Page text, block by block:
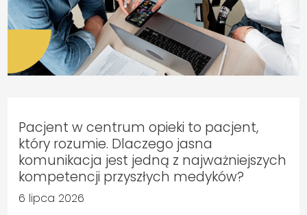
Pacjent w centrum opieki to pacjent,
który rozumie. Dlaczego jasna
komunikacja jest jedną z najważniejszych
kompetencji przyszłych medyków?
6 lipca 2026